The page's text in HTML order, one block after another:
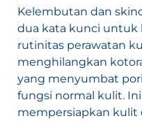
Kelembutan dan
dua kata kunci untuk
rutinitas perawatan
menghilangkan
yang menyumbat
fungsi normal kulit.
mempersiapkan kulit